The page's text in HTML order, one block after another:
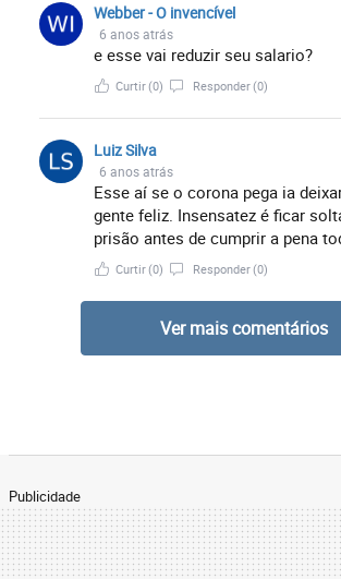
Webber - O invencível
6 anos atrás
e esse vai reduzir seu salario?
Curtir(0) Responder(0)
Luiz Silva
6 anos atrás
Esse aí se o corona pega ia
gente feliz. Insensatez é ficar
prisão antes de cumprir a pena
Curtir(0) Responder(0)
Ver mais comentários
Publicidade